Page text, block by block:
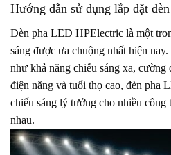
Hướng dẫn sử dụng lắp đặt
Đèn pha LED HPElectric là một
sáng được ưa chuộng nhất hiện
như khả năng chiếu sáng xa, cường
điện năng và tuổi thọ cao, đèn pha
chiếu sáng lý tưởng cho nhiều
nhau.